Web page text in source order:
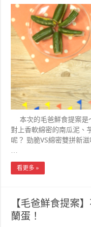
本次的毛爸鮮食提案是
對上香軟綿密的南瓜泥、
呢？ 勁脆VS綿密雙拼新
看更多 »
【毛爸鮮食提案
蘭蛋！